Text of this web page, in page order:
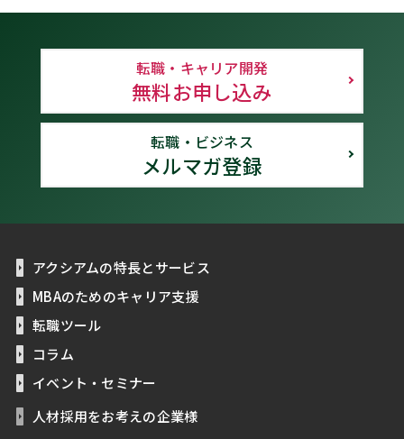
転職・キャリア開発
無料お申し込み
転職・ビジネス
メルマガ登録
アクシアムの特長とサービス
MBAのためのキャリア支援
転職ツール
コラム
イベント・セミナー
人材採用をお考えの企業様